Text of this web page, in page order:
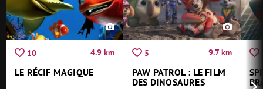
10 4.9 km
LE RÉCIF MAGIQUE
5 9.7 km
PAW PATROL : LE FILM
DES DINOSAURES